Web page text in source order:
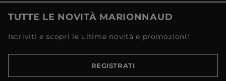
TUTTE LE NOVITÀ MARIONNAUD
Iscriviti e scopri le ultime novità e promozioni!
REGISTRATI